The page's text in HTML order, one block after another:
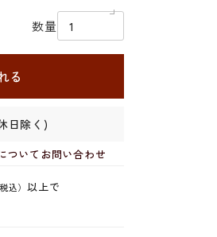
数量
る
日除く)
ついてお問い合わせ
税込）以上で